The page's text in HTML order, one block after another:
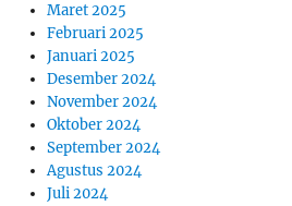
Maret 2025
Februari 2025
Januari 2025
Desember 2024
November 2024
Oktober 2024
September 2024
Agustus 2024
Juli 2024